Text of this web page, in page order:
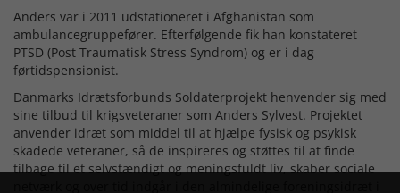
Anders var i 2011 udstationeret i Afghanistan som
ambulancegruppefører. Efterfølgende fik han konstateret
PTSD (Post Traumatisk Stress Syndrom) og er i dag
førtidspensionist.
Danmarks Idrætsforbunds Soldaterprojekt henvender sig med
sine tilbud til krigsveteraner som Anders Sylvest. Projektet
anvender idræt som middel til at hjælpe fysisk og psykisk
skadede veteraner, så de inspireres og støttes til at finde
tilbage til et selvstændigt og meningsfuldt liv, skaber sociale